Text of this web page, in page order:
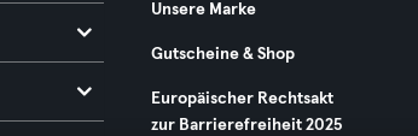
Unsere Marke
Gutscheine & Shop
Europäischer Rechtsakt
zur Barrierefreiheit 2025